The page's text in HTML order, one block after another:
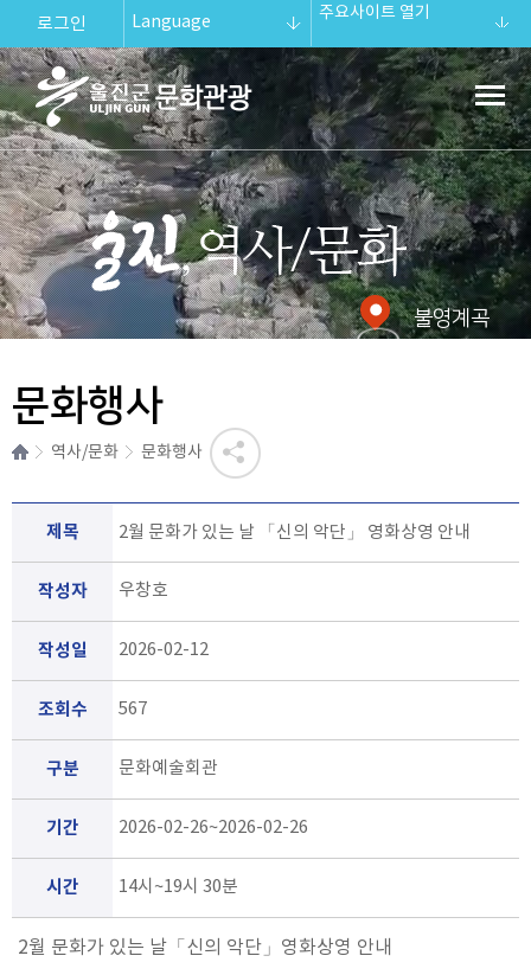
로그인 Language 주요사이트 열기
울진군문화관
광
울진 역사/문화. 불영계곡
문화행사
역사/문화 문화행사
제목 2월 문화가 있는 날 「신의 악단」 영화상영 안내
작성자 우창호
작성일 2026-02-12
조회수 567
구분 문화예술회관
기간 2026-02-26~2026-02-26
시간 14시~19시 30분
2월 문화가 있는 날「신의 악단」영화상영 안내